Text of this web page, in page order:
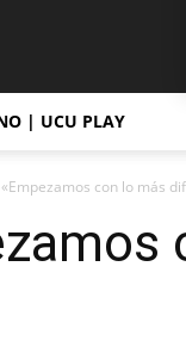
| UCU PLAY
«Empezamos con lo más